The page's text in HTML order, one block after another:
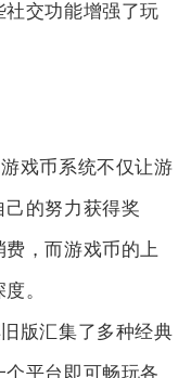
交功能增强了玩
戏币系统不仅让游
的努力获得奖
，而游戏币的上
。
版汇集了多种经典
平台即可畅玩各